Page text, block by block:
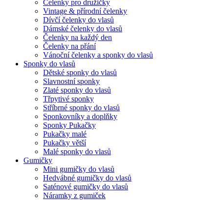
Čelenky pro družičky
Vintage & přírodní čelenky
Dívčí čelenky do vlasů
Dámské čelenky do vlasů
Čelenky na každý den
Čelenky na přání
Vánoční čelenky a sponky do vlasů
Sponky do vlasů
Dětské sponky do vlasů
Slavnostní sponky
Zlaté sponky do vlasů
Třpytivé sponky
Stříbrné sponky do vlasů
Sponkovníky a doplňky
Sponky Pukačky
Pukačky malé
Pukačky větší
Malé sponky do vlasů
Gumičky
Mini gumičky do vlasů
Hedvábné gumičky do vlasů
Saténové gumičky do vlasů
Náramky z gumiček